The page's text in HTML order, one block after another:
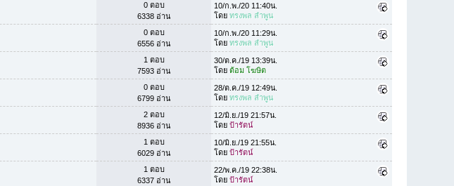
0 ตอบ
6338 อ่าน
10/ก.พ./20 11:40น.
โดยทรงพล ลำพูน
0 ตอบ
6556 อ่าน
10/ก.พ./20 11:29น.
โดยทรงพล ลำพูน
1 ตอบ
7593 อ่าน
30/ต.ค./19 13:39น.
โดยต้อม โฆษิต
0 ตอบ
6799 อ่าน
28/ต.ค./19 12:49น.
โดยทรงพล ลำพูน
2 ตอบ
8936 อ่าน
12/มิ.ย./19 21:57น.
โดยป้ารัตน์
1 ตอบ
6029 อ่าน
10/มิ.ย./19 21:55น.
โดยป้ารัตน์
1 ตอบ
6337 อ่าน
22/พ.ค./19 22:38น.
โดยป้ารัตน์